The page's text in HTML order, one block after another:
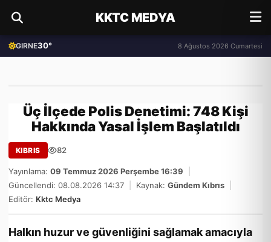
KKTC MEDYA
GIRNE30° 8 Ağustos 2026 Cumartesi
Üç İlçede Polis Denetimi: 748 Kişi
Hakkında Yasal İşlem Başlatıldı
KIBRIS 82
Yayınlama: 09 Temmuz 2026 Perşembe 16:39
Güncellendi: 08.08.2026 14:37
Kaynak: Gündem Kıbrıs
Editör: Kktc Medya
Halkın huzur ve güvenliğini sağlamak amacıyla